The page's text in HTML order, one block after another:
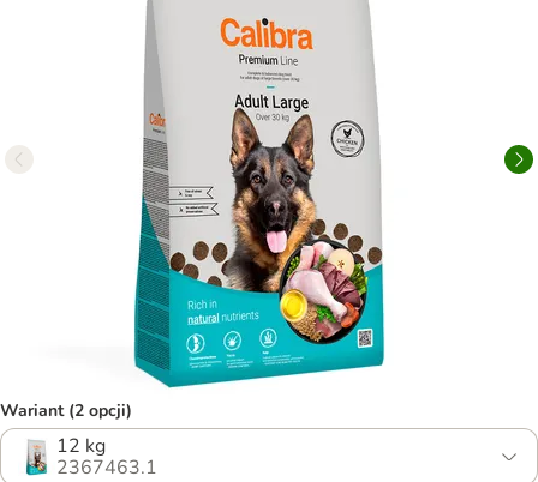
Wariant (2 opcji)
12 kg
2367463.1